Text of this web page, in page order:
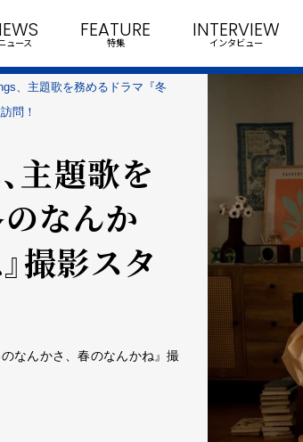
ュース
FEATURE
特集
INTERVIEW
インタビュー
、主題歌を務めるドラマ『冬
問！
題歌を
なんか
撮影スタ
なんかさ、春のなんかね』撮